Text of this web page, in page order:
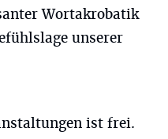
Wortakrobatik
unserer
ist frei.